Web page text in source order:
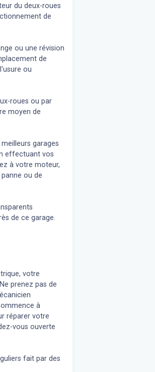
du deux-roues
de
ou une révision
de
ou
roues ou par
moyen de
garages
effectuant vos
à votre moteur,
ou de
de ce garage.
votre
prenez pas de
à
réparer votre
vous ouverte
fait par des